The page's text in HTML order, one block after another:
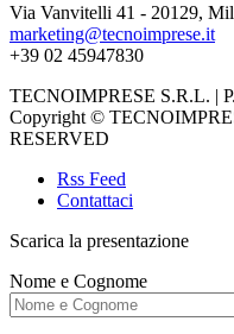
Via Vanvitelli 41 - 20129,
marketing@tecnoimprese.it
+39 02 45947830
TECNOIMPRESE S.R.L. |
Copyright ©
RESERVED
Rss Feed
Contattaci
Scarica la presentazione
Nome e Cognome